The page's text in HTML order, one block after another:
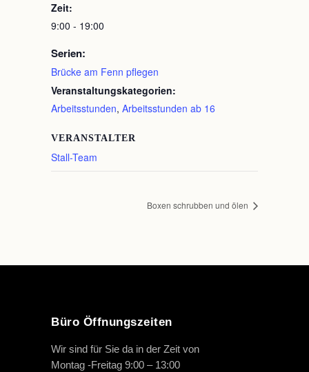
Zeit:
9:00 - 19:00
Serien:
Brücke am Fenn pflegen
Veranstaltungskategorien:
Arbeitsstunden, Arbeitsstunden ab 16
VERANSTALTER
Stall-Team
Boxen schrubben und ölen
Büro Öffnungszeiten
Wir sind für Sie da in der Zeit von
Montag -Freitag 9:00 – 13:00